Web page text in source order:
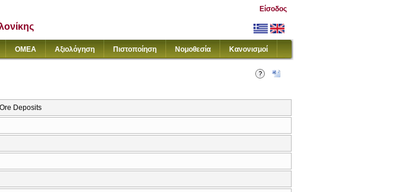
Είσοδος
ΟΜΕΑ Αξιολόγηση Πιστοποίηση Νομοθεσία Κανονισμοί
Deposits